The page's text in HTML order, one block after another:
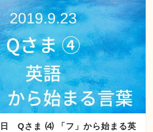
日 Qさま ⑷ 「フ」から始まる英